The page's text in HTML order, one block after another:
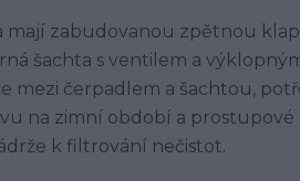
mají zabudovanou zpětnou
šachta s ventilem a
mezi čerpadlem a šachtou,
na zimní období a
k filtrování nečistot.